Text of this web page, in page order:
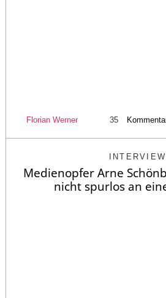
Florian Werner 35
INTERVIEW
Medienopfer Arne
nicht spurlos an